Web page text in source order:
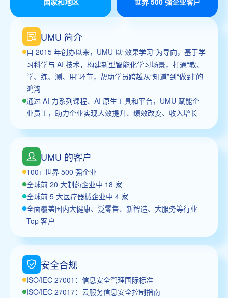
UMU 简介
自 2015 年创办以来，UMU 以“效果学习”为导向，基于学
习科学与 AI 技术，构建新型智能化学习场景，打通“教、
学、练、测、用”环节，帮助学员跨越从“知道”到“做到”的
鸿沟
通过 AI 力系列课程、AI 原生工具和平台，UMU 赋能企
业员工，助力企业实现人效提升、绩效改变、收入增长
UMU 的客户
100+ 世界 500 强企业
全球前 20 大制药企业中 18 家
全球前 5 大医疗器械企业中 4 家
全面覆盖国内大健康、泛零售、新智造、大服务等行业
Top 客户
安全合规
ISO/IEC 27001：信息安全管理国际标准
ISO/IEC 27017：云服务信息安全控制指南